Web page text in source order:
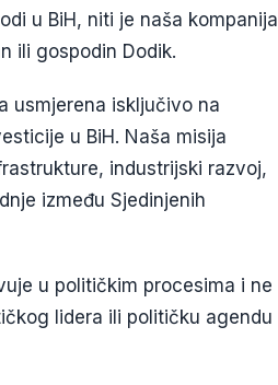
u BiH, niti je naša kompanija
ili gospodin Dodik.
usmjerena isključivo na
u BiH. Naša misija
industrijski razvoj,
između Sjedinjenih
u političkim procesima i ne
lidera ili političku agendu